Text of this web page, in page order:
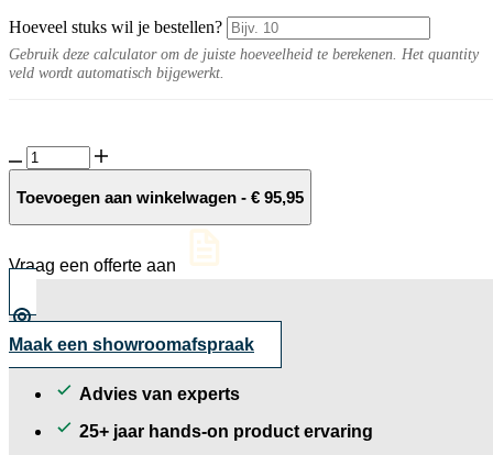
Hoeveel stuks wil je bestellen?
Gebruik deze calculator om de juiste hoeveelheid te berekenen. Het quantity
veld wordt automatisch bijgewerkt.
Solido
Ceramica
30MM
60x60x3/7
aantal
Toevoegen aan winkelwagen - € 95,95
Vraag een offerte aan
Maak een showroomafspraak
Advies van experts
25+ jaar hands-on product ervaring